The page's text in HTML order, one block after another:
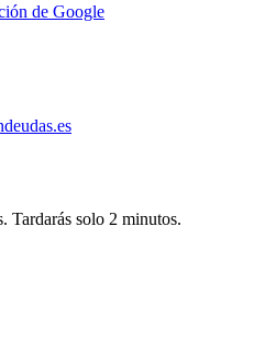
de Google
Tardarás solo 2 minutos.